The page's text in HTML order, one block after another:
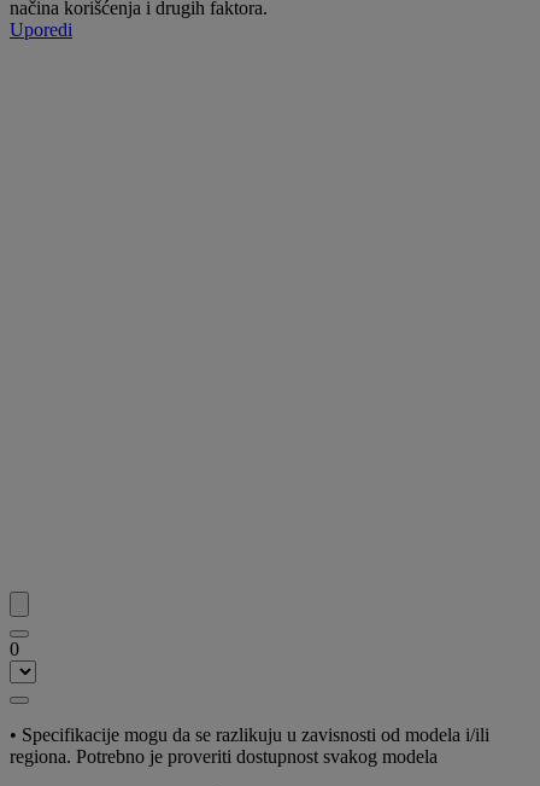
načina korišćenja i drugih faktora.
Uporedi
0
• Specifikacije mogu da se razlikuju u zavisnosti od modela i/ili
regiona. Potrebno je proveriti dostupnost svakog modela